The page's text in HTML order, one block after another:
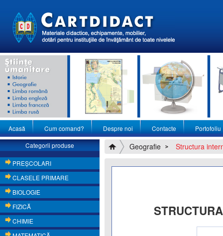
Acasă Cum comand? Despre noi Contacte
Portofoliu
Categorii produse
PREŞCOLARI
CLASELE PRIMARE
BIOLOGIE
FIZICĂ
CHIMIE
Geografie Structura